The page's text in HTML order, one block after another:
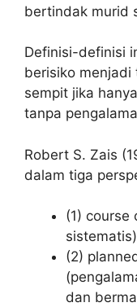
bertindak murid
Definisi-definisi
berisiko menjadi
sempit jika
tanpa
Robert S. Zais
dalam tiga
(1) course
(2)
dan